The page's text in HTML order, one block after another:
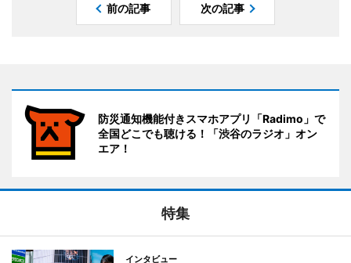
前の記事 次の記事
防災通知機能付きスマホアプリ「Radimo」で
全国どこでも聴ける！「渋谷のラジオ」オン
エア！
特集
インタビュー